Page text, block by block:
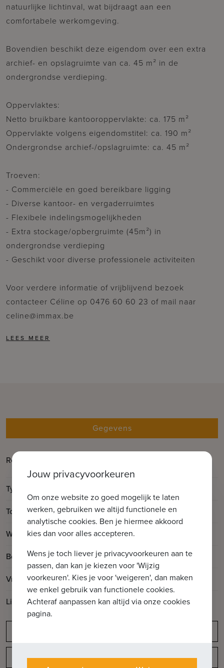
natuurlijke lichtinval, wat bijdraagt aan een
comfortabele werkomgeving.
Bovendien beschikt deze eigendom over een extra
archief- en opslagruimte van ca. 45 m² in de
ondergrondse verdieping.
Oppervlaktes:
Netto bruikbare kantooroppervlakte: ca. 175 m²
Oppervlakte volgens eigendomstitel: ca. 190 m²
Ondergrondse archief-/opslagruimte: ca. 45 m²
Troeven:
- Commerciële en goed bereikbare ligging
- Diverse kantoor- en vergaderruimtes
- Flexibele indelingsmogelijkheden
- Extra stockage/opbergruimte (45m²) in
ondergrondse verdieping
- Geschikt voor diverse professionele activiteiten
Voor verdere informatie of vrijblijvend bezoek
contacteer Céline op 0476 60 60 23 of mail naar
celine@immax.be
Gegevens
Referentie
Gistelse Steenweg 190 bus
Type
Totale oppervlakte
190m2
Woonoppervlakte 190m2
Bouwjaar
1975
Vrij op
Vanaf akte
Lift aanwezig
Ja
Indeling
Jouw privacyvoorkeuren
Om onze website zo goed mogelijk te laten
werken, gebruiken we altijd functionele en
analytische cookies. Ben je hiermee akkoord
kies dan voor alles accepteren.
Wens je toch liever je privacyvoorkeuren aan te
passen, dan kan je kiezen voor 'Wijzig
voorkeuren'. Kies je voor 'weigeren', dan maken
we enkel gebruik van functionele cookies.
Achteraf aanpassen kan altijd via onze cookies
pagina.